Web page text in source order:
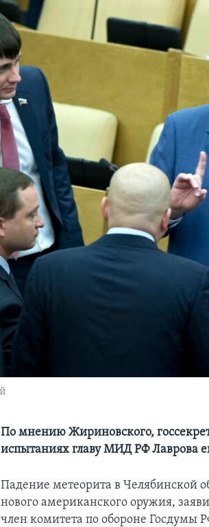
По мнению Жириновского,
испытаниях главу МИД РФ Лаврова
Падение метеорита в Челябинской
нового американского оружия,
член комитета по обороне